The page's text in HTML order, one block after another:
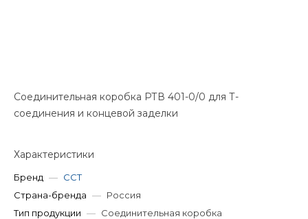
Соединительная коробка РТВ 401-0/0 для Т-
соединения и концевой заделки
Характеристики
Бренд — ССТ
Страна-бренда — Россия
Тип продукции — Соединительная коробка